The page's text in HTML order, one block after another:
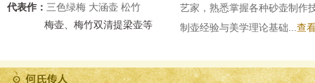
代表作： 三色绿梅 大涵壶 松竹
梅壶、梅竹双清提梁壶等
艺家，熟悉掌握各种砂壶制作
制壶经验与美学理论基础... 查